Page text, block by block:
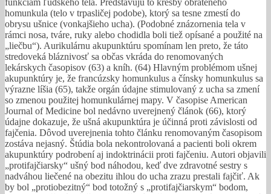
homunkula (telo v trpasličej podobe), ktorý sa tesne zmestí do
obrysu ušnice (vonkajšieho ucha). (Podobné znázornenia tela v
rámci nosa, tváre, ruky alebo chodidla boli tiež opísané a použité na
„liečbu“). Aurikulárnu akupunktúru spomínam len preto, že táto
stredoveká bláznivosť sa občas vkráda do renomovaných
lekárskych časopisov (63) a kníh. (64) Hlavným problémom ušnej
akupunktúry je, že francúzsky homunkulus a čínsky homunkulus sa
výrazne líšia (65), takže orgán údajne stimulovaný z ucha sa zmení
so zmenou použitej homunkulárnej mapy. V časopise American
Journal of Medicine bol nedávno uverejnený článok (66), ktorý
údajne dokazuje, že ušná akupunktúra je účinná proti závislosti od
fajčenia. Dôvod uverejnenia tohto článku renomovaným časopisom
zostáva nejasný. Štúdia bola nekontrolovaná a pacienti boli okrem
akupunktúry podrobení aj indoktrinácii proti fajčeniu. Autori objavili
„protifajčiarsky“ ušný bod náhodou, keď dve zdravotné sestry s
nadváhou liečené na obezitu ihlou do ucha zrazu prestali fajčiť. Ak
by bol „protiobezitný“ bod totožný s „protifajčiarskym“ bodom,